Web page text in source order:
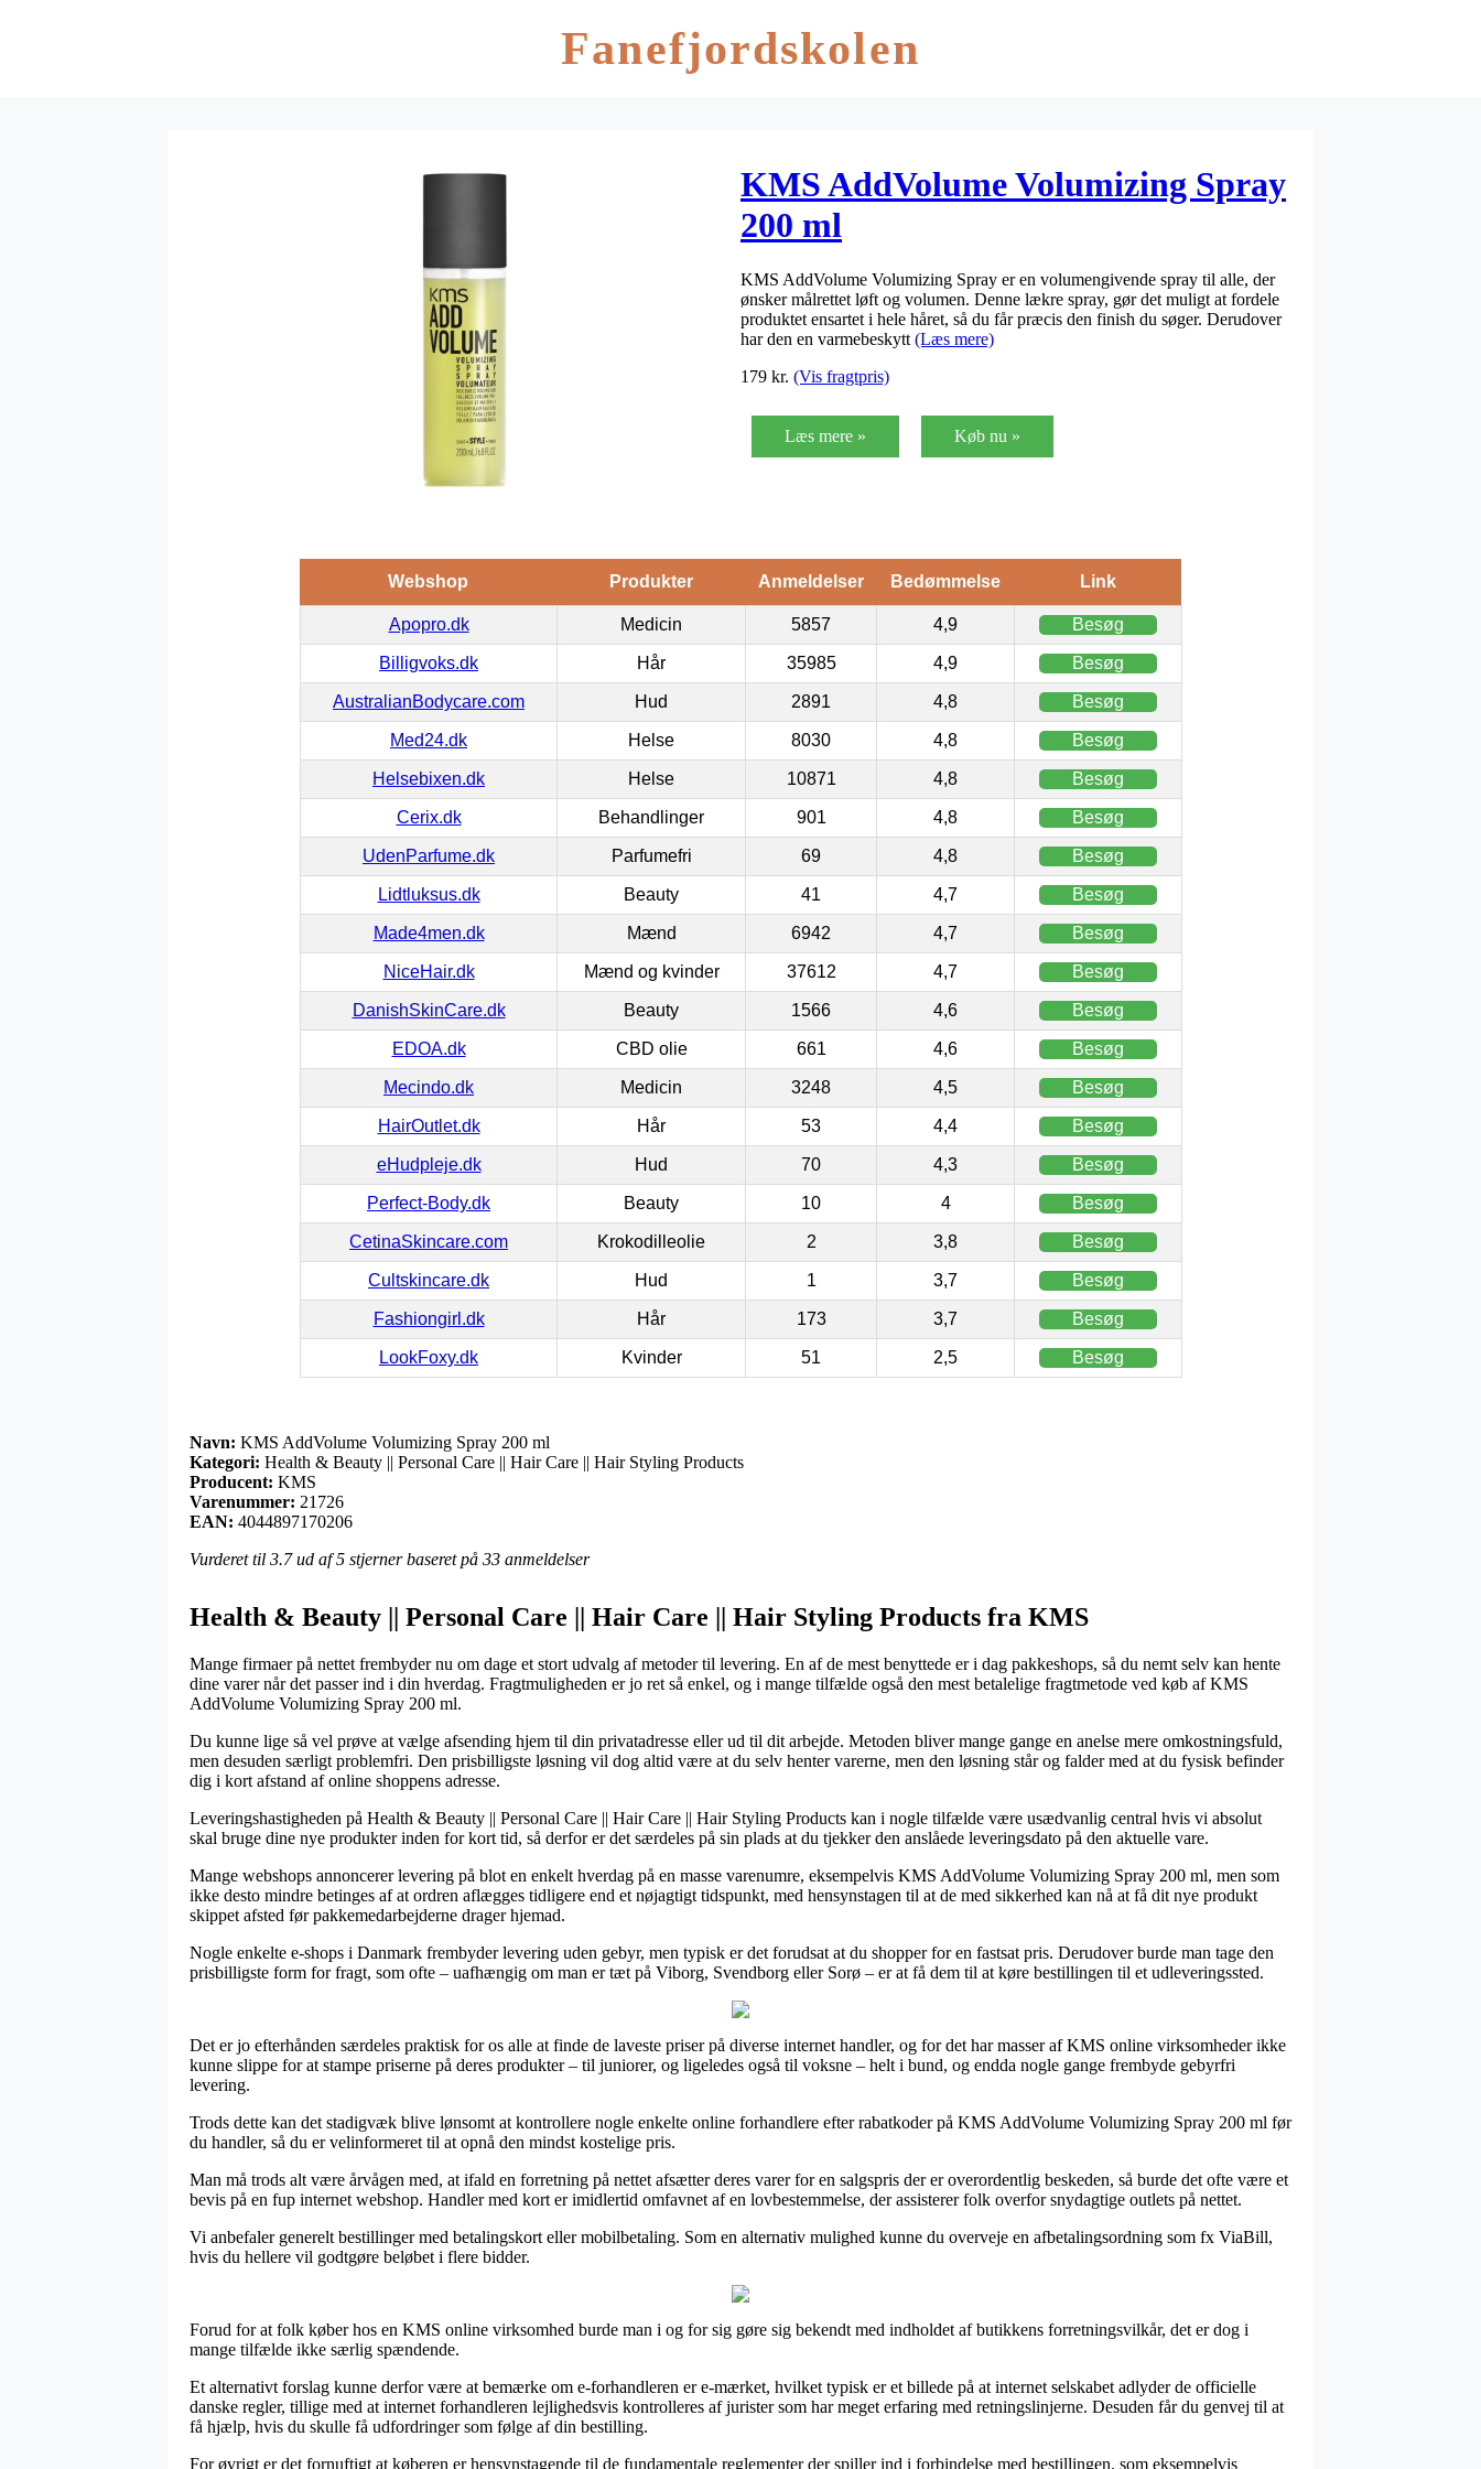
Fanefjordskolen
KMS AddVolume Volumizing Spray
200 ml
KMS AddVolume Volumizing Spray er en volumengivende spray til alle, der
ønsker målrettet løft og volumen. Denne lækre spray, gør det muligt at fordele
produktet ensartet i hele håret, så du får præcis den finish du søger. Derudover
har den en varmebeskytt (Læs mere)
179 kr. (Vis fragtpris)
Læs mere » Køb nu »
Webshop Produkter Anmeldelser Bedømmelse Link
Apopro.dk Medicin 5857 4,9 Besøg
Billigvoks.dk Hår 35985 4,9 Besøg
AustralianBodycare.com Hud 2891 4,8 Besøg
Med24.dk Helse 8030 4,8 Besøg
Helsebixen.dk Helse 10871 4,8 Besøg
Cerix.dk Behandlinger 901 4,8 Besøg
UdenParfume.dk Parfumefri 69 4,8 Besøg
Lidtluksus.dk Beauty 41 4,7 Besøg
Made4men.dk Mænd 6942 4,7 Besøg
NiceHair.dk Mænd og kvinder 37612 4,7 Besøg
DanishSkinCare.dk Beauty 1566 4,6 Besøg
EDOA.dk CBD olie 661 4,6 Besøg
Mecindo.dk Medicin 3248 4,5 Besøg
HairOutlet.dk Hår 53 4,4 Besøg
eHudpleje.dk Hud 70 4,3 Besøg
Perfect-Body.dk Beauty 10 4 Besøg
CetinaSkincare.com Krokodilleolie 2 3,8 Besøg
Cultskincare.dk Hud 1 3,7 Besøg
Fashiongirl.dk Hår 173 3,7 Besøg
LookFoxy.dk Kvinder 51 2,5 Besøg
Navn: KMS AddVolume Volumizing Spray 200 ml
Kategori: Health & Beauty || Personal Care || Hair Care || Hair Styling Products
Producent: KMS
Varenummer: 21726
EAN: 4044897170206
Vurderet til 3.7ud af 5 stjerner baseret på 33 anmeldelser
Health & Beauty || Personal Care || Hair Care || Hair Styling Products fra KMS
Mange firmaer på nettet frembyder nu om dage et stort udvalg af metoder til levering. En af de mest benyttede er i dag pakkeshops, så du nemt selv kan hente
dine varer når det passer ind i din hverdag. Fragtmuligheden er jo ret så enkel, og i mange tilfælde også den mest betalelige fragtmetode ved køb af KMS
AddVolume Volumizing Spray 200 ml.
Du kunne lige så vel prøve at vælge afsending hjem til din privatadresse eller ud til dit arbejde. Metoden bliver mange gange en anelse mere omkostningsfuld,
men desuden særligt problemfri. Den prisbilligste løsning vil dog altid være at du selv henter varerne, men den løsning står og falder med at du fysisk befinder
dig i kort afstand af online shoppens adresse.
Leveringshastigheden på Health & Beauty || Personal Care || Hair Care || Hair Styling Products kan i nogle tilfælde være usædvanlig central hvis vi absolut
skal bruge dine nye produkter inden for kort tid, så derfor er det særdeles på sin plads at du tjekker den anslåede leveringsdato på den aktuelle vare.
Mange webshops annoncerer levering på blot en enkelt hverdag på en masse varenumre, eksempelvis KMS AddVolume Volumizing Spray 200 ml, men som
ikke desto mindre betinges af at ordren aflægges tidligere end et nøjagtigt tidspunkt, med hensynstagen til at de med sikkerhed kan nå at få dit nye produkt
skippet afsted før pakkemedarbejderne drager hjemad.
Nogle enkelte e-shops i Danmark frembyder levering uden gebyr, men typisk er det forudsat at du shopper for en fastsat pris. Derudover burde man tage den
prisbilligste form for fragt, som ofte – uafhængig om man er tæt på Viborg, Svendborg eller Sorø – er at få dem til at køre bestillingen til et udleveringssted.
Det er jo efterhånden særdeles praktisk for os alle at finde de laveste priser på diverse internet handler, og for det har masser af KMS online virksomheder ikke
kunne slippe for at stampe priserne på deres produkter – til juniorer, og ligeledes også til voksne – helt i bund, og endda nogle gange frembyde gebyrfri
levering.
Trods dette kan det stadigvæk blive lønsomt at kontrollere nogle enkelte online forhandlere efter rabatkoder på KMS AddVolume Volumizing Spray 200 ml før
du handler, så du er velinformeret til at opnå den mindst kostelige pris.
Man må trods alt være årvågen med, at ifald en forretning på nettet afsætter deres varer for en salgspris der er overordentlig beskeden, så burde det ofte være et
bevis på en fup internet webshop. Handler med kort er imidlertid omfavnet af en lovbestemmelse, der assisterer folk overfor snydagtige outlets på nettet.
Vi anbefaler generelt bestillinger med betalingskort eller mobilbetaling. Som en alternativ mulighed kunne du overveje en afbetalingsordning som fx ViaBill,
hvis du hellere vil godtgøre beløbet i flere bidder.
Forud for at folk køber hos en KMS online virksomhed burde man i og for sig gøre sig bekendt med indholdet af butikkens forretningsvilkår, det er dog i
mange tilfælde ikke særlig spændende.
Et alternativt forslag kunne derfor være at bemærke om e-forhandleren er e-mærket, hvilket typisk er et billede på at internet selskabet adlyder de officielle
danske regler, tillige med at internet forhandleren lejlighedsvis kontrolleres af jurister som har meget erfaring med retningslinjerne. Desuden får du genvej til at
få hjælp, hvis du skulle få udfordringer som følge af din bestilling.
For øvrigt er det fornuftigt at køberen er hensynstagende til de fundamentale reglementer der spiller ind i forbindelse med bestillingen, som eksempelvis